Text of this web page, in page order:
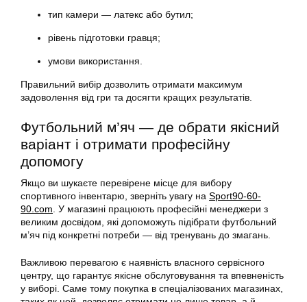
тип камери — латекс або бутил;
рівень підготовки гравця;
умови використання.
Правильний вибір дозволить отримати максимум
задоволення від гри та досягти кращих результатів.
Футбольний м’яч — де обрати якісний
варіант і отримати професійну
допомогу
Якщо ви шукаєте перевірене місце для вибору
спортивного інвентарю, зверніть увагу на Sport90-60-
90.com . У магазині працюють професійні менеджери з
великим досвідом, які допоможуть підібрати футбольний
м’яч під конкретні потреби — від тренувань до змагань.
Важливою перевагою є наявність власного сервісного
центру, що гарантує якісне обслуговування та впевненість
у виборі. Саме тому покупка в спеціалізованих магазинах,